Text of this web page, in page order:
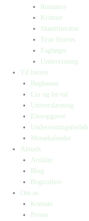
Romance
Krimier
Skønlitteratur
True Stories
Fagbøger
Undervisning
Til lærere
Bogkasser
Lix og let-tal
Universlæsning
Elevopgaver
Undervisningsforløb
Messekalender
Aktuelt
Artikler
Blog
Bogtrailere
Om os
Kontakt
Presse